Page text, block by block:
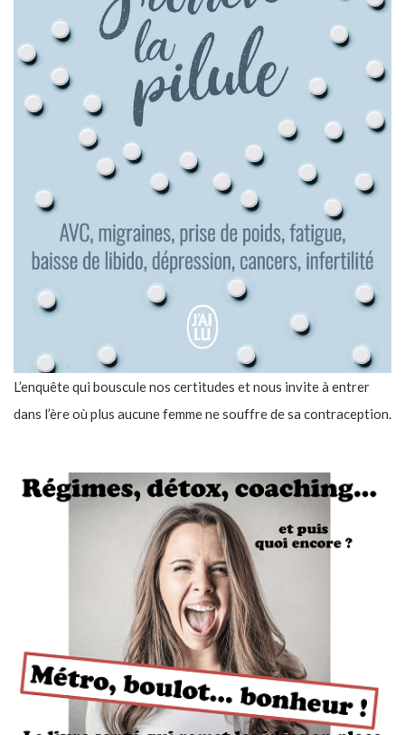
L’enquête qui bouscule nos certitudes et nous invite à entrer
dans l’ère où plus aucune femme ne souffre de sa contraception.